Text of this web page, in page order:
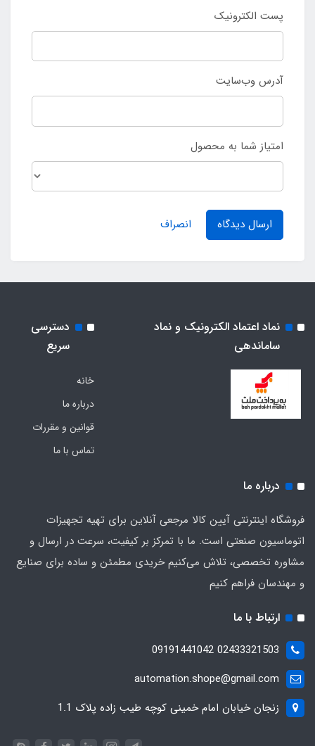
پست الکترونیک
آدرس وب‌سایت
امتیاز شما به محصول
ارسال دیدگاه انصراف
نماد اعتماد الکترونیک و نماد
ساماندهی
دسترسی
سریع
خانه
درباره ما
قوانین و مقررات
تماس با ما
درباره ما
فروشگاه اینترنتی آیین کالا مرجعی آنلاین برای تهیه تجهیزات
اتوماسیون صنعتی است. ما با تمرکز بر کیفیت، سرعت در ارسال و
مشاوره تخصصی، تلاش می‌کنیم خریدی مطمئن و ساده برای صنایع
و مهندسان فراهم کنیم
ارتباط با ما
02433321503 09191441042
automation.shope@gmail.com
زنجان خیابان امام خمینی کوچه طیب زاده پلاک 1.1